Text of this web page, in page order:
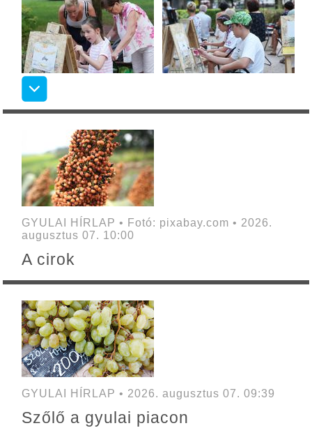
GYULAI HÍRLAP • Fotó: pixabay.com • 2026.
augusztus 07. 10:00
A cirok
GYULAI HÍRLAP • 2026. augusztus 07. 09:39
Szőlő a gyulai piacon